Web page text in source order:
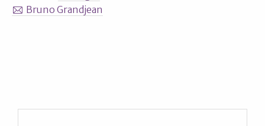
Bruno Grandjean